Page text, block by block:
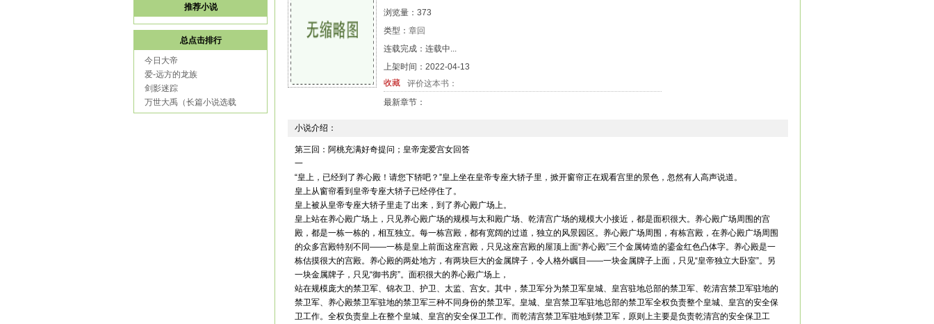
推荐小说
总点击排行
今日大帝
爱-远方的龙族
剑影迷踪
万世大禹（长篇小说选载
浏览量： 373
类型： 章回
连载完成：连载中...
上架时间：2022-04-13
收藏
评价这本书：
最新章节：
小说介绍：
第三回：阿桃充满好奇提问；皇帝宠爱宫女回答
一
“皇上，已经到了养心殿！请您下轿吧？”皇上坐在皇帝专座大轿子里，掀开窗帘正在观看宫里的景色，忽然有人高声说道。
皇上从窗帘看到皇帝专座大轿子已经停住了。
皇上被从皇帝专座大轿子里走了出来，到了养心殿广场上。
皇上站在养心殿广场上，只见养心殿广场的规模与太和殿广场、乾清宫广场的规模大小接近，都是面积很大。养心殿广场周围的宫
殿，都是一栋一栋的，相互独立。每一栋宫殿，都有宽阔的过道，独立的风景园区。养心殿广场周围，有栋宫殿，在养心殿广场周围
的众多宫殿特别不同——一栋是皇上前面这座宫殿，只见这座宫殿的屋顶上面“养心殿”三个金属铸造的鎏金红色凸体字。养心殿是一
栋估摸很大的宫殿。养心殿的两处地方，有两块巨大的金属牌子，令人格外瞩目——一块金属牌子上面，只见“皇帝独立大卧室”。另
一块金属牌子，只见“御书房”。面积很大的养心殿广场上，
站在规模庞大的禁卫军、锦衣卫、护卫、太监、宫女。其中，禁卫军分为禁卫军皇城、皇宫驻地总部的禁卫军、乾清宫禁卫军驻地的
禁卫军、养心殿禁卫军驻地的禁卫军三种不同身份的禁卫军。皇城、皇宫禁卫军驻地总部的禁卫军全权负责整个皇城、皇宫的安全保
卫工作。全权负责皇上在整个皇城、皇宫的安全保卫工作。而乾清宫禁卫军驻地到禁卫军，原则上主要是负责乾清宫的安全保卫工